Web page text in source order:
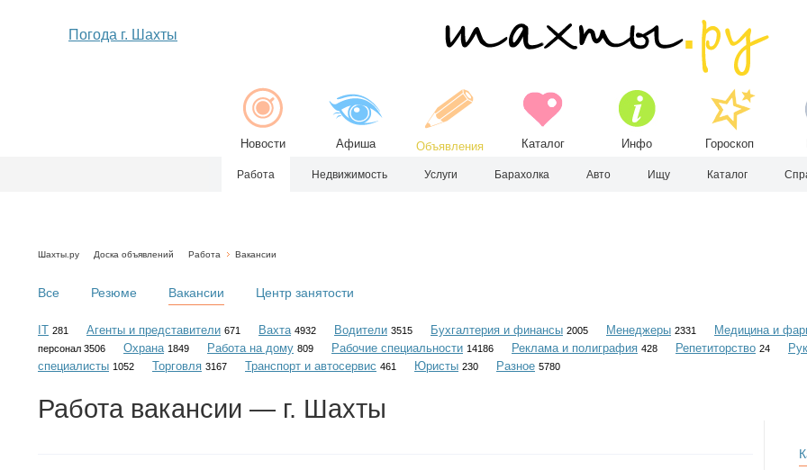
Погода г. Шахты
Новости Афиша Объявления Каталог Инфо Гороскоп
Работа Недвижимость Услуги Барахолка Авто Ищу Каталог
Шахты.ру Доска объявлений Работа Вакансии
Все Резюме Вакансии Центр занятости
IT 281 Агенты и представители 671 Вахта 4932 Водители 3515 Бухгалтерия и финансы 2005 Менеджеры 2331 Медицина и
персонал 3506
Охрана 1849 Работа на дому 809 Рабочие специальности 14186 Реклама и полиграфия 428 Репетиторство 24
специалисты 1052 Торговля 3167 Транспорт и автосервис 461 Юристы 230 Разное 5780
Работа вакансии — г. Шахты